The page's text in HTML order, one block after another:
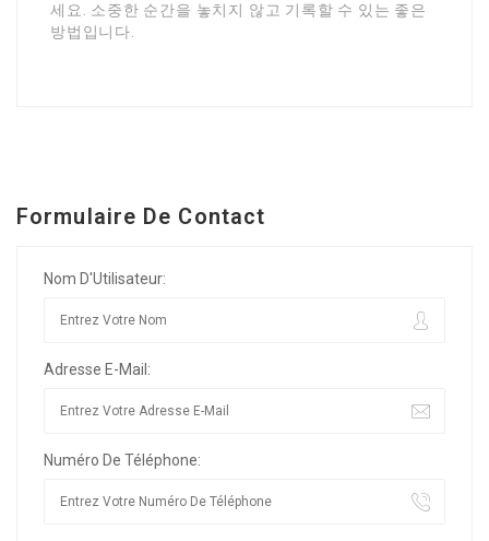
세요. 소중한 순간을 놓치지 않고 기록할 수 있는 좋은
방법입니다.
Formulaire De Contact
Nom D'Utilisateur:
Adresse E-Mail:
Numéro De Téléphone: